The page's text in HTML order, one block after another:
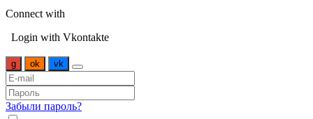
Connect with
Login with Vkontakte
g ok vk
Забыли пароль?